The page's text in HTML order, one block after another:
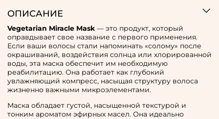
ОПИСАНИЕ
Vegetarian Miracle Mask — это продукт, который
оправдывает свое название с первого применения.
Если ваши волосы стали напоминать «солому» после
окрашиваний, воздействия солнца или хлорированной
воды, эта маска обеспечит им необходимую
реабилитацию. Она работает как глубокий
увлажняющий компресс, насыщая структуру волоса
жизненно важными микроэлементами.
Маска обладает густой, насыщенной текстурой и
тонким ароматом эфирных масел. Она идеально